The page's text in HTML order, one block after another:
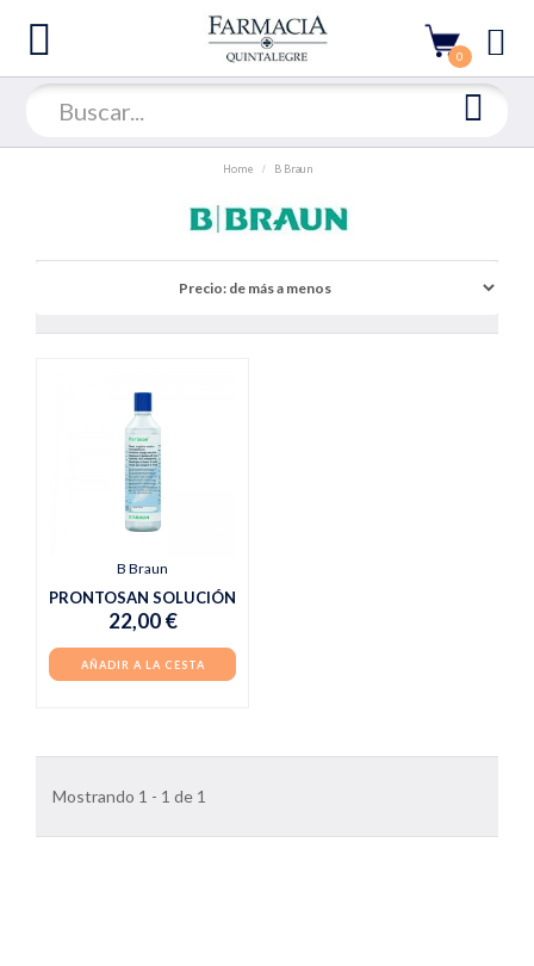
0
Home B Braun
B Braun
PRONTOSAN SOLUCIÓN
22,00 €
AÑADIR A LA CESTA
Mostrando 1 - 1 de 1